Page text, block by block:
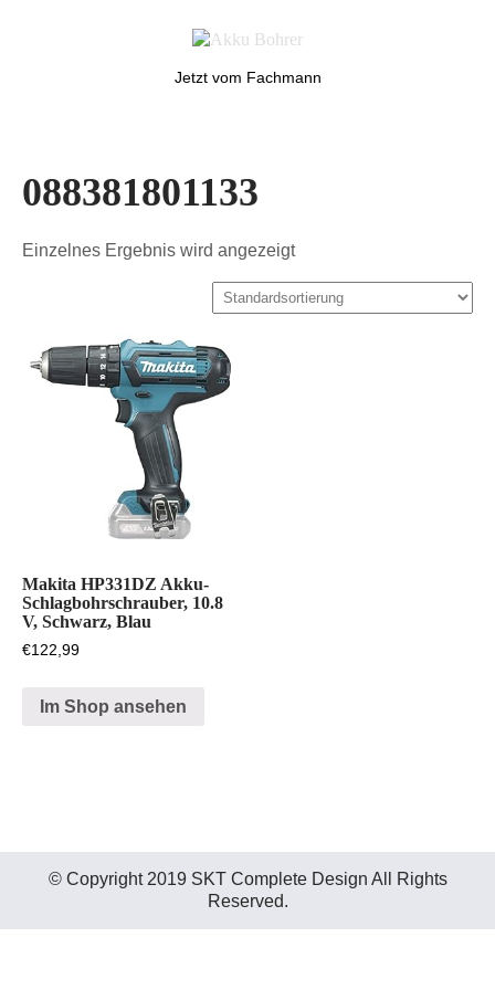
Jetzt vom Fachmann
088381801133
Einzelnes Ergebnis wird angezeigt
Makita HP331DZ Akku-
Schlagbohrschrauber, 10.8
V, Schwarz, Blau
€122,99
Im Shop ansehen
© Copyright 2019 SKT Complete Design All Rights
Reserved.